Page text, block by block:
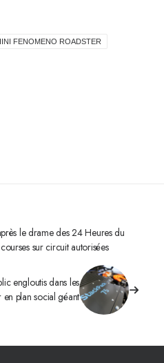
FENOMENO ROADSTER
le drame des 24 Heures du
sur circuit autorisées
engloutis dans les
plan social géant